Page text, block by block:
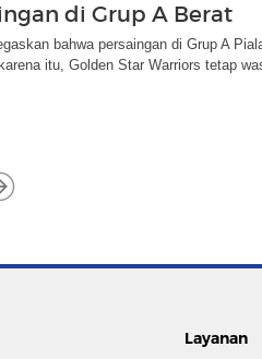
di Grup A Berat
bahwa persaingan di Grup A
itu, Golden Star Warriors tetap
Layanan